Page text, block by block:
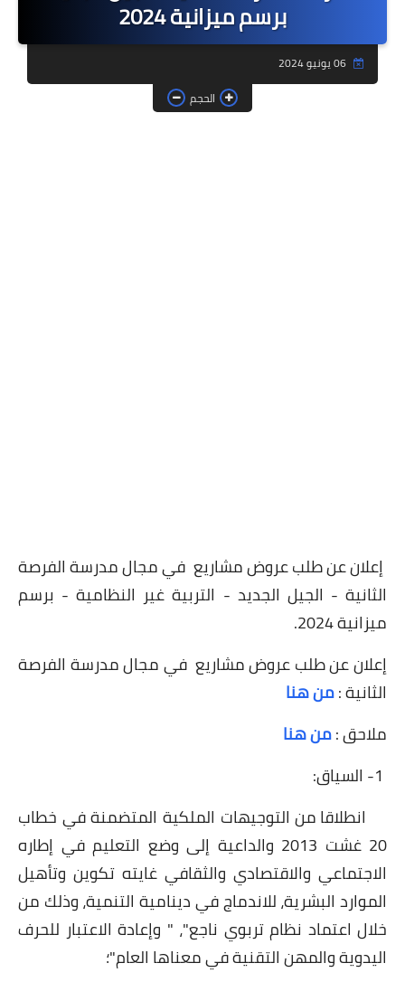
فروض وامتحانات
دلائل تربوية
برسم ميزانية 2024
06 يونيو 2024
الحجم
إعلان عن طلب عروض مشاريع في مجال مدرسة الفرصة
الثانية - الجيل الجديد - التربية غير النظامية - برسم
ميزانية 2024.
​إعلان عن طلب عروض مشاريع في مجال مدرسة الفرصة
الثانية :من هنا
​ملاحق:من هنا
انطلاقا من التوجيهات الملكية المتضمنة في خطاب
20 غشت 2013 والداعية إلى وضع التعليم في إطاره
الاجتماعي والاقتصادي والثقافي غايته تكوين وتأهيل
الموارد البشرية، للاندماج في دينامية التنمية، وذلك من
خلال اعتماد نظام تربوي ناجع"، " وإعادة الاعتبار للحرف
اليدوية والمهن التقنية في معناها العام"؛